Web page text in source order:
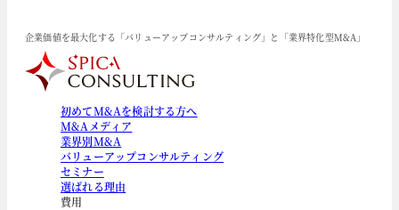
企業価値を最大化する「バリューアップコンサルティング」と「業界特化型M&A」
初めてM&Aを検討する方へ
M&Aメディア
業界別M&A
バリューアップコンサルティング
セミナー
選ばれる理由
費用